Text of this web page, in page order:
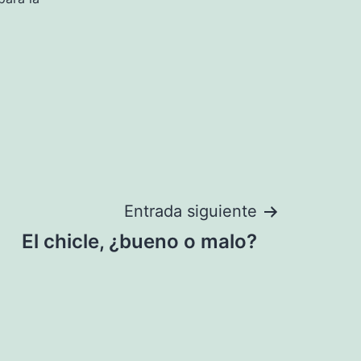
Entrada siguiente
El chicle, ¿bueno o malo?